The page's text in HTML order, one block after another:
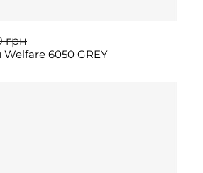
грн
6050 GREY